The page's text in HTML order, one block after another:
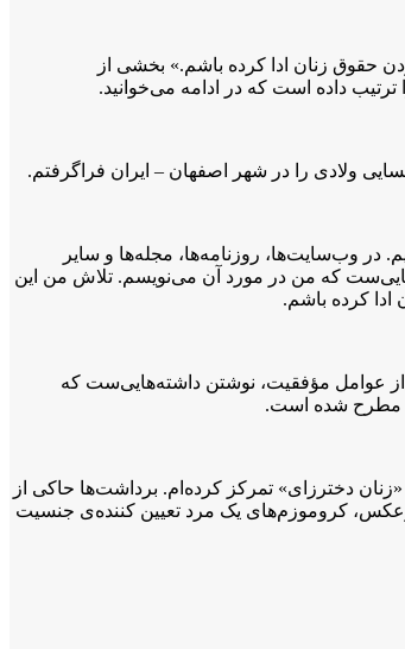
حقوق زنان ادا کرده باشم.» بخشی از
داده است که در ادامه می‌خوانید.
ایم. در وب‌سایت‌ها، روزنامه‌ها، مجله‌ها و سایر
که من در مورد آن می‌نویسم. تلاش من این
ادا کرده باشم.
از عوامل مؤفقیت، نوشتن داشته‌هایی‌ست که
مطرح شده است.
دخترزای» تمرکز کرده‌ام. برداشت‌ها حاکی از
کروموزم‌های یک مرد تعیین کننده‌ی جنسیت